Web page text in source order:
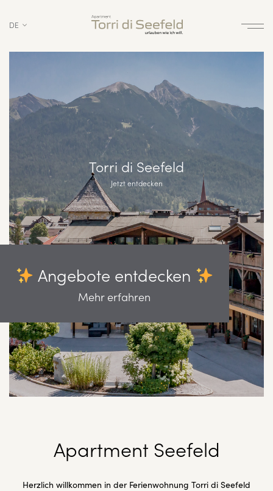
DE
Torri di Seefeld
Jetzt entdecken
Angebote entdecken
Mehr erfahren
Apartment Seefeld
Herzlich willkommen in der Ferienwohnung Torri di Seefeld